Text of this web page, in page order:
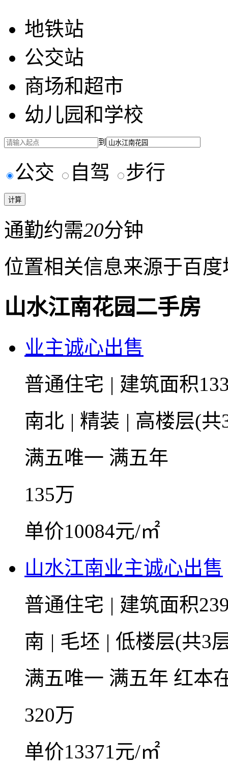
地铁站
公交站
商场和超市
幼儿园和学校
到
公交 自驾 步行
通勤约需20分钟
位置相关信息来源于百
山水江南花园二手房
业主诚心出售
普通住宅 | 建筑面积
南北 | 精装 | 高楼层(
满五唯一 满五年
135万
单价10084元/㎡
山水江南业主诚心出售
普通住宅 | 建筑面积
南 | 毛坯 | 低楼层(共3
满五唯一 满五年 红本
320万
单价13371元/㎡